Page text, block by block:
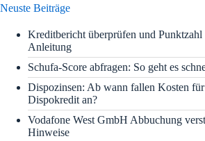
Neuste Beiträge
Kreditbericht überprüfen und Punktzahl
Anleitung
Schufa-Score abfragen: So geht es
Dispozinsen: Ab wann fallen Kosten für
Dispokredit an?
Vodafone West GmbH Abbuchung
Hinweise